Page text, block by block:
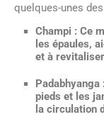
quelques-unes
Champi : Ce
les épaules,
et à
Padabhyanga :
pieds et les
la circulation